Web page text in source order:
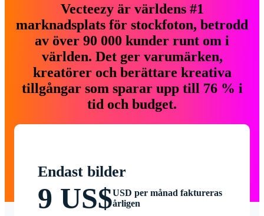
Vecteezy är världens #1
marknadsplats för stockfoton, betrodd
av över 90 000 kunder runt om i
världen. Det ger varumärken,
kreatörer och berättare kreativa
tillgångar som sparar upp till 76 % i
tid och budget.
Endast bilder
9 US$USD per månad faktureras
årligen